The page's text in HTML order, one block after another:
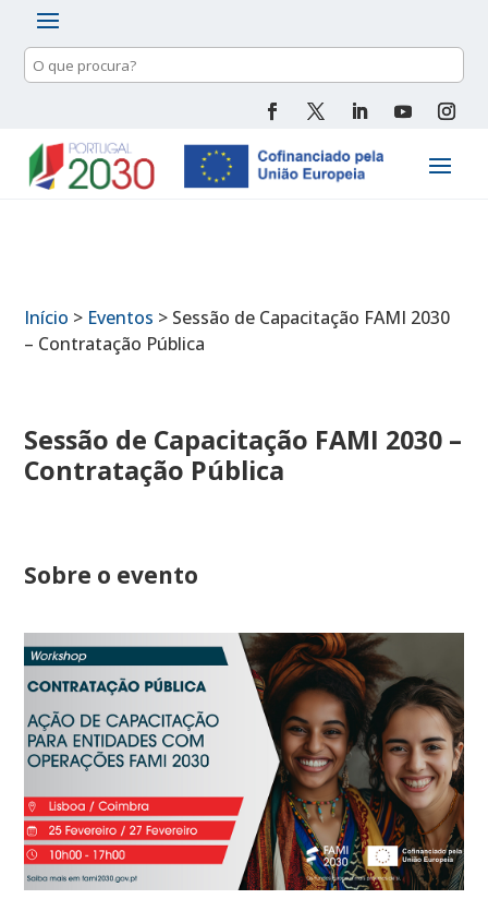
Pesquisa
de
Início > Eventos > Sessão de Capacitação FAMI 2030
– Contratação Pública
Sessão de Capacitação FAMI 2030 –
Contratação Pública
Sobre o evento